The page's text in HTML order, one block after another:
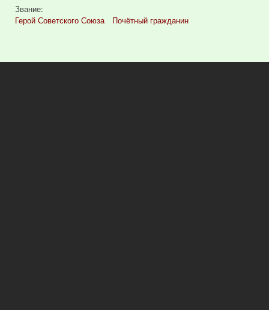
Звание:
Герой Советского Союза
Почётный гражданин